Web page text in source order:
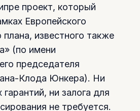
проект, который
Европейского
плана, известного также
(по имени
председателя
Клода Юнкера). Ни
ни залога для
не требуется.